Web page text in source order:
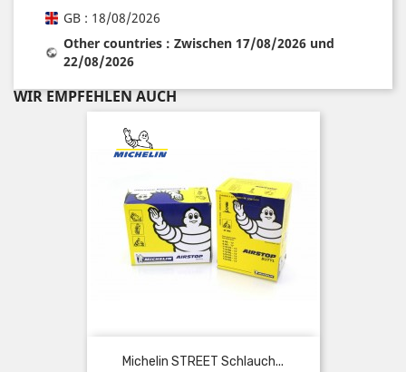
GB : 18/08/2026
Other countries : Zwischen 17/08/2026 und
22/08/2026
WIR EMPFEHLEN AUCH
Michelin STREET Schlauch...